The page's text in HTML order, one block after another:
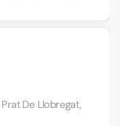
De Llobregat,